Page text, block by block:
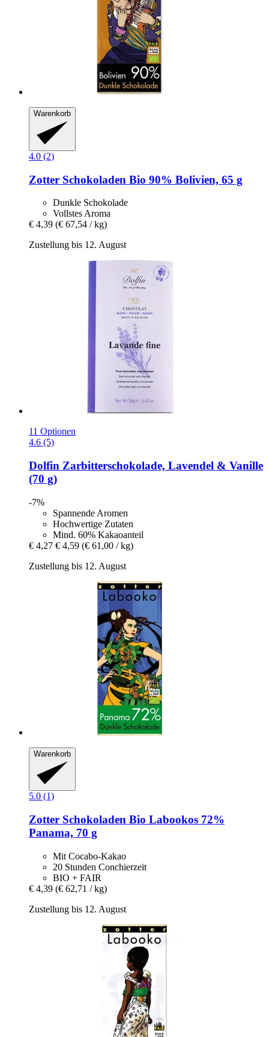
Warenkorb
4.0 (2)
Zotter Schokoladen Bio 90% Bolivien, 65 g
Dunkle Schokolade
Vollstes Aroma
€ 4,39 (€ 67,54 / kg)
Zustellung bis 12. August
11 Optionen
4.6 (5)
Dolfin Zarbitterschokolade, Lavendel & Vanille
(70 g)
-7%
Spannende Aromen
Hochwertige Zutaten
Mind. 60% Kakaoanteil
€ 4,27 € 4,59 (€ 61,00 / kg)
Zustellung bis 12. August
Warenkorb
5.0 (1)
Zotter Schokoladen Bio Labookos 72%
Panama, 70 g
Mit Cocabo-Kakao
20 Stunden Conchierzeit
BIO + FAIR
€ 4,39 (€ 62,71 / kg)
Zustellung bis 12. August